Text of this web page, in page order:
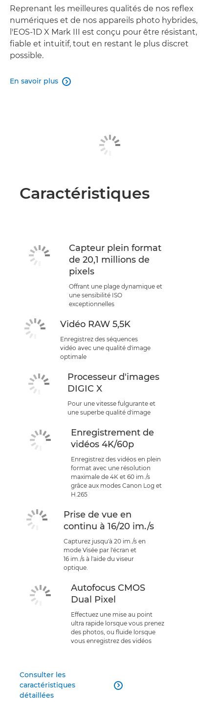
Reprenant les meilleures qualités de nos reflex
numériques et de nos appareils photo hybrides,
l'EOS-1D X Mark III est conçu pour être résistant,
fiable et intuitif, tout en restant le plus discret
possible.
En savoir plus 
Caractéristiques
Capteur plein format
de 20,1 millions de
pixels
Offrant une plage dynamique et
une sensibilité ISO
exceptionnelles
Vidéo RAW 5,5K
Enregistrez des séquences
vidéo avec une qualité d'image
optimale
Processeur d'images
DIGIC X
Pour une vitesse fulgurante et
une superbe qualité d'image
Enregistrement de
vidéos 4K/60p
Enregistrez des vidéos en plein
format avec une résolution
maximale de 4K et 60 im./s
grâce aux modes Canon Log et
H.265
Prise de vue en
continu à 16/20 im./s
Capturez jusqu'à 20 im./s en
mode Visée par l'écran et
16 im./s à l'aide du viseur
optique.
Autofocus CMOS
Dual Pixel
Effectuez une mise au point
ultra rapide lorsque vous prenez
des photos, ou fluide lorsque
vous enregistrez des vidéos
Consulter les
caractéristiques
détaillées
